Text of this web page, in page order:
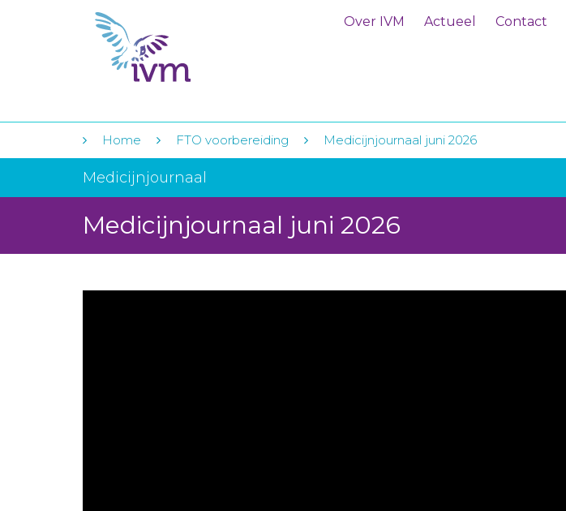
Over IVM Actueel Contact
Home FTO voorbereiding Medicijnjournaal juni 2026
Medicijnjournaal
Medicijnjournaal juni 2026